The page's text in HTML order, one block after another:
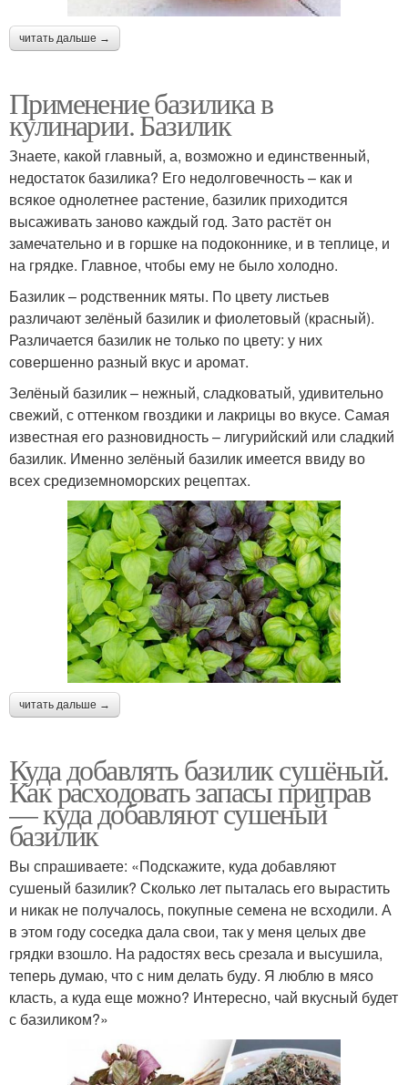
читать дальше →
Применение базилика в
кулинарии. Базилик
Знаете, какой главный, а, возможно и единственный,
недостаток базилика? Его недолговечность – как и
всякое однолетнее растение, базилик приходится
высаживать заново каждый год. Зато растёт он
замечательно и в горшке на подоконнике, и в теплице, и
на грядке. Главное, чтобы ему не было холодно.
Базилик – родственник мяты. По цвету листьев
различают зелёный базилик и фиолетовый (красный).
Различается базилик не только по цвету: у них
совершенно разный вкус и аромат.
Зелёный базилик – нежный, сладковатый, удивительно
свежий, с оттенком гвоздики и лакрицы во вкусе. Самая
известная его разновидность – лигурийский или сладкий
базилик. Именно зелёный базилик имеется ввиду во
всех средиземноморских рецептах.
читать дальше →
Куда добавлять базилик сушёный.
Как расходовать запасы приправ
— куда добавляют сушеный
базилик
Вы спрашиваете: «Подскажите, куда добавляют
сушеный базилик? Сколько лет пыталась его вырастить
и никак не получалось, покупные семена не всходили. А
в этом году соседка дала свои, так у меня целых две
грядки взошло. На радостях весь срезала и высушила,
теперь думаю, что с ним делать буду. Я люблю в мясо
класть, а куда еще можно? Интересно, чай вкусный будет
с базиликом?»